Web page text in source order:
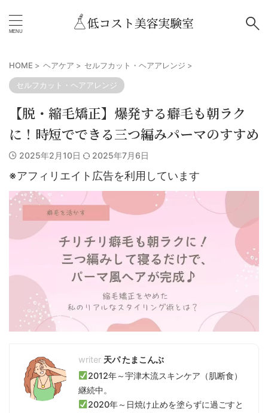
HOME > ヘアケア > セルフカット・ヘアアレンジ >
セルフカット・ヘアアレンジ
【脱・縮毛矯正】爆発する癖毛も朝ラク
に！時短でできる三つ編みパーマのすすめ
2025年2月10日 2025年7月6日
※アフィリエイト広告を利用しています
天パ たまこんぶ
2012年～宇津木流スキンケア（肌断食）
継続中。
2020年～日焼け止めを塗らずに過ごすと